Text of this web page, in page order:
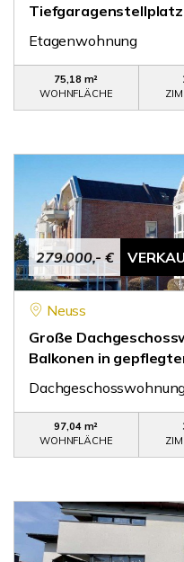
Tiefgaragenstellplatz
Etagenwohnung
75,18 m²
WOHNFLÄCHE
279.000,- €
Neuss
Große
Balkonen in
97,04 m²
WOHNFLÄCHE